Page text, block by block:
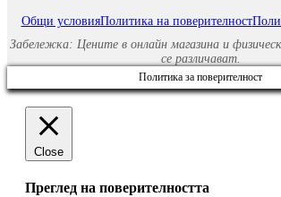
Общи условияПолитика на поверителност
Забележка: Цените в онлайн магазина и
се различават.
Политика за поверителност
Close
Преглед на поверителността